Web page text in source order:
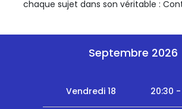
chaque sujet dans son véritable :
Septembre 2026
Vendredi 18 20:30 -